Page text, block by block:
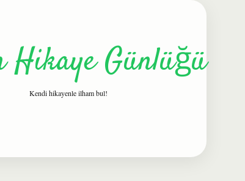
Hikaye Günlüğü
Kendi hikayenle ilham bul!